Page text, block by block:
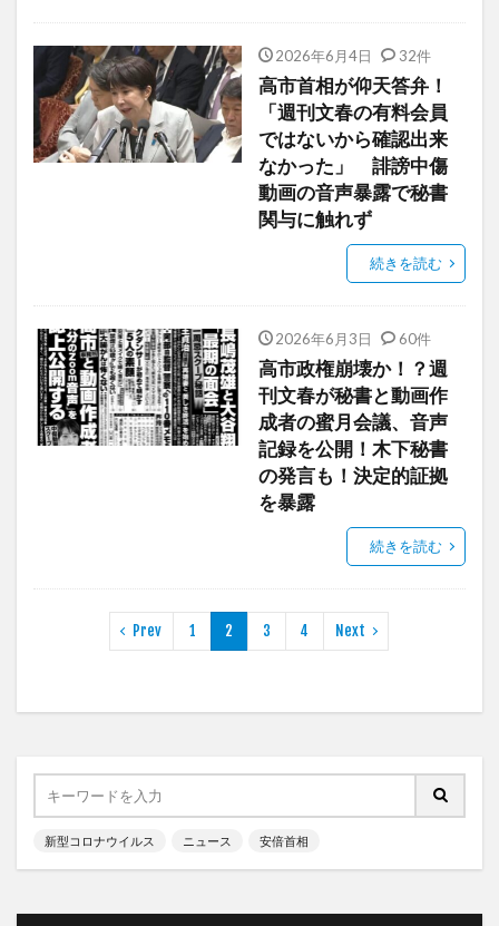
2026年6月4日 32件
高市首相が仰天答弁！
「週刊文春の有料会員
ではないから確認出来
なかった」 誹謗中傷
動画の音声暴露で秘書
関与に触れず
続きを読む
2026年6月3日 60件
高市政権崩壊か！？週
刊文春が秘書と動画作
成者の蜜月会議、音声
記録を公開！木下秘書
の発言も！決定的証拠
を暴露
続きを読む
Prev 1 2 3 4 Next
新型コロナウイルス ニュース 安倍首相